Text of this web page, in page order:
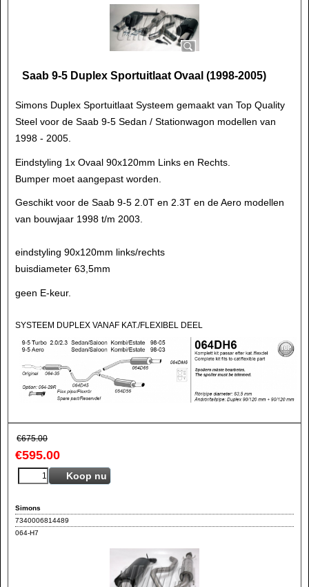
Saab 9-5 Duplex Sportuitlaat Ovaal (1998-2005)
Simons Duplex Sportuitlaat Systeem gemaakt van Top Quality
Steel voor de Saab 9-5 Sedan / Stationwagon modellen van
1998 - 2005.
Eindstyling 1x Ovaal 90x120mm Links en Rechts.
Bumper moet aangepast worden.
Geschikt voor de Saab 9-5 2.0T en 2.3T en de Aero modellen
van bouwjaar 1998 t/m 2003.
eindstyling 90x120mm links/rechts
buisdiameter 63,5mm
geen E-keur.
SYSTEEM DUPLEX VANAF KAT./FLEXIBEL DEEL
€675.00
€595.00
Koop nu
Simons
7340006814489
064-H7